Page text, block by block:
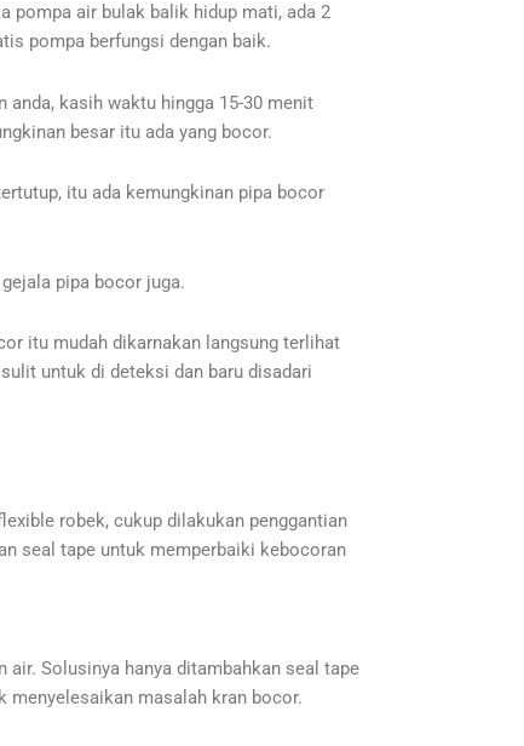
pompa air bulak balik hidup mati, ada 2
pompa berfungsi dengan baik.
anda, kasih waktu hingga 15-30 menit
besar itu ada yang bocor.
itu ada kemungkinan pipa bocor
pipa bocor juga.
itu mudah dikarnakan langsung terlihat
untuk di deteksi dan baru disadari
robek, cukup dilakukan penggantian
seal tape untuk memperbaiki kebocoran
Solusinya hanya ditambahkan seal tape
menyelesaikan masalah kran bocor.